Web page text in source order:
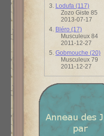
3. Lodufa (117)
Zozo Giste 85
2013-07-17
4. Bléro (17)
Musculeux 84
2011-12-27
5. Gobmouche (20)
Musculeux 79
2011-12-27